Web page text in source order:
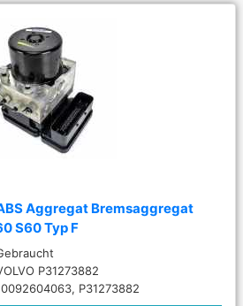
Aggregat Bremsaggregat
S60 Typ F
P31273882
P31273882